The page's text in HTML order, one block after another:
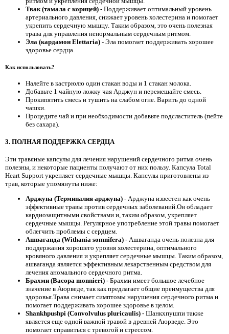
Твак (тамала с корицей) - Поддерживает оптимальный уровень
артериального давления, снижает уровень холестерина и помогает
укрепить сердечную мышцу. Таким образом, это очень полезная
трава для управления ненормальным сердечным ритмом.
Эла (кардамон Elettaria) - Эла помогает поддерживать хорошее
здоровье сердца.
Как использовать?
Налейте в кастрюлю один стакан воды и 1 стакан молока.
Добавьте 1 чайную ложку чая Арджун и перемешайте смесь.
Прокипятить смесь и тушить на слабом огне. Варить до одной
чашки.
Процедите чай и при необходимости добавьте подсластитель (пейте
без сахара).
3. ПОЛНАЯ ПОДДЕРЖКА СЕРДЦА
Эти травяные капсулы для лечения нарушений сердечного ритма очень
полезны, и некоторые пациенты получают от них пользу. Капсула Total
Heart Support укрепляет сердечные мышцы. Капсулы приготовлены из
трав, которые упомянуты ниже:
Арджуна (Терминалия арджуна) - Арджуна известен как очень
эффективные травы против сердечных заболеваний.Он обладает
кардиозащитными свойствами и, таким образом, укрепляет
сердечные мышцы. Регулярное употребление этой травы помогает
облегчить проблемы с сердцем.
Ашваганда (Withania somnifera) - Ашваганда очень полезна для
поддержания хорошего уровня холестерина, оптимального
кровяного давления и укрепляет сердечные мышцы. Таким образом,
ашваганда является эффективным лекарственным средством для
лечения аномального сердечного ритма.
Брахми (Bacopa monnieri) - Брахми имеет большое лечебное
значение в Аюрведе, так как предлагает общие преимущества для
здоровья.Трава снимает симптомы нарушения сердечного ритма и
помогает поддерживать хорошее здоровье в целом.
Shankhpushpi (Convolvulus pluricaulis) - Шанкхпушпи также
является еще одной важной травой в древней Аюрведе. Это
помогает справиться с тревогой и стрессом.